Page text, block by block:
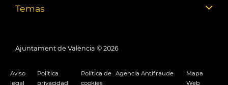
Temas
Ajuntament de València © 2026
Aviso
legal
Política
privacidad
Política de
cookies
Agencia Antifraude
Mapa
Web